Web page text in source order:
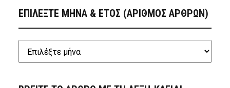
ΕΠΙΛΕΞΤΕ ΜΗΝΑ & ΕΤΟΣ (ΑΡΙΘΜΟΣ ΑΡΘΡΩΝ)